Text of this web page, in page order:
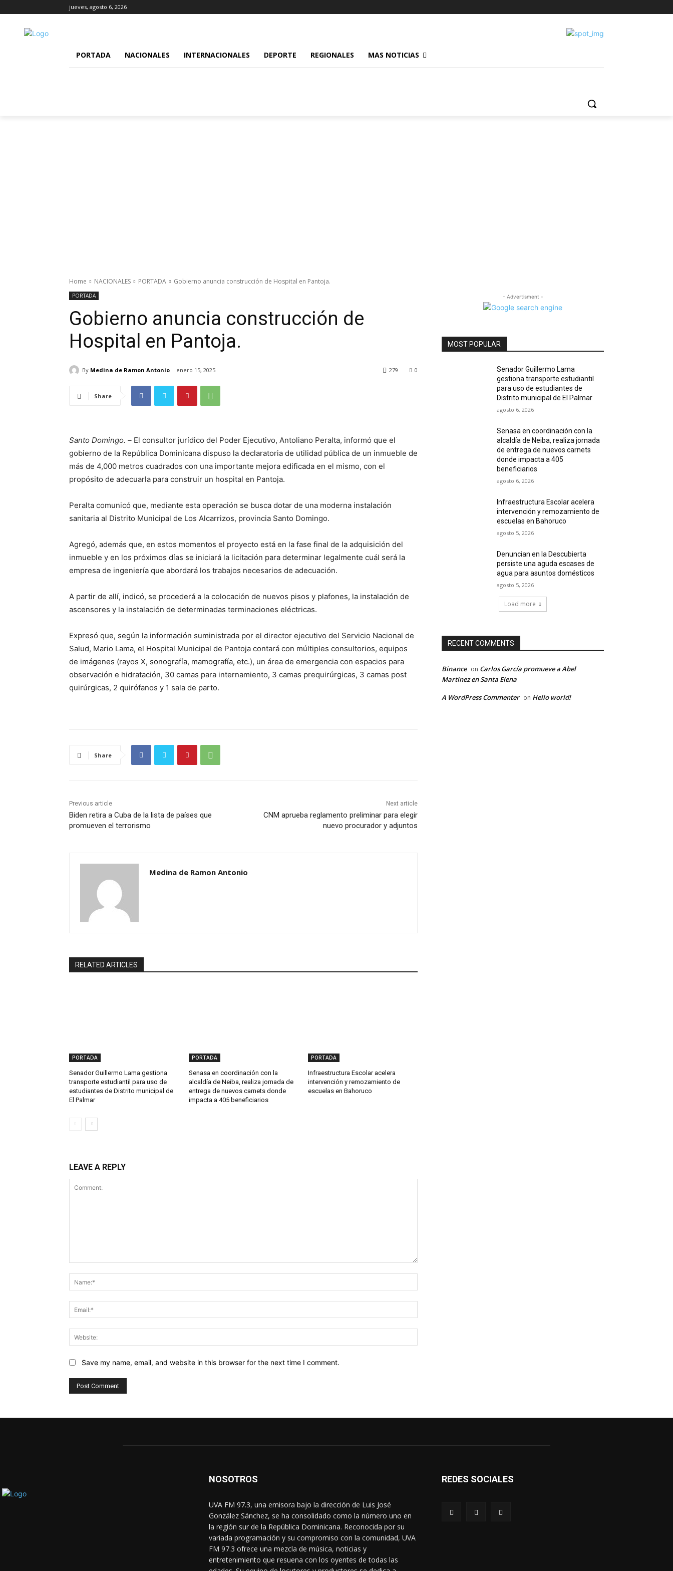
jueves, agosto 6, 2026
PORTADA NACIONALES INTERNACIONALES DEPORTE REGIONALES MAS NOTICIAS
Home NACIONALES PORTADA Gobierno anuncia construcción de Hospital en Pantoja.
PORTADA
Gobierno anuncia construcción de
Hospital en Pantoja.
By Medina de Ramon Antonio enero 15, 2025 0
279
Share
Santo Domingo. – El consultor jurídico del Poder Ejecutivo, Antoliano Peralta, informó que el
gobierno de la República Dominicana dispuso la declaratoria de utilidad pública de un inmueble de
más de 4,000 metros cuadrados con una importante mejora edificada en el mismo, con el
propósito de adecuarla para construir un hospital en Pantoja.
Peralta comunicó que, mediante esta operación se busca dotar de una moderna instalación
sanitaria al Distrito Municipal de Los Alcarrizos, provincia Santo Domingo.
Agregó, además que, en estos momentos el proyecto está en la fase final de la adquisición del
inmueble y en los próximos días se iniciará la licitación para determinar legalmente cuál será la
empresa de ingeniería que abordará los trabajos necesarios de adecuación.
A partir de allí, indicó, se procederá a la colocación de nuevos pisos y plafones, la instalación de
ascensores y la instalación de determinadas terminaciones eléctricas.
Expresó que, según la información suministrada por el director ejecutivo del Servicio Nacional de
Salud, Mario Lama, el Hospital Municipal de Pantoja contará con múltiples consultorios, equipos
de imágenes (rayos X, sonografía, mamografía, etc.), un área de emergencia con espacios para
observación e hidratación, 30 camas para internamiento, 3 camas prequirúrgicas, 3 camas post
quirúrgicas, 2 quirófanos y 1 sala de parto.
Share
Previous article
Biden retira a Cuba de la lista de países que
promueven el terrorismo
Next article
CNM aprueba reglamento preliminar para elegir
nuevo procurador y adjuntos
Medina de Ramon Antonio
RELATED ARTICLES
PORTADA
Senador Guillermo Lama gestiona
transporte estudiantil para uso de
estudiantes de Distrito municipal de
El Palmar
PORTADA
Senasa en coordinación con la
alcaldía de Neiba, realiza jornada de
entrega de nuevos carnets donde
impacta a 405 beneficiarios
PORTADA
Infraestructura Escolar acelera
intervención y remozamiento de
escuelas en Bahoruco
LEAVE A REPLY
Save my name, email, and website in this browser for the next time I comment.
- Advertisment -
MOST POPULAR
Senador Guillermo Lama
gestiona transporte estudiantil
para uso de estudiantes de
Distrito municipal de El Palmar
agosto 6, 2026
Senasa en coordinación con la
alcaldía de Neiba, realiza jornada
de entrega de nuevos carnets
donde impacta a 405
beneficiarios
agosto 6, 2026
Infraestructura Escolar acelera
intervención y remozamiento de
escuelas en Bahoruco
agosto 5, 2026
Denuncian en la Descubierta
persiste una aguda escases de
agua para asuntos domésticos
agosto 5, 2026
Load more
RECENT COMMENTS
Binance on Carlos García promueve a Abel
Martínez en Santa Elena
A WordPress Commenter on Hello world!
NOSOTROS
UVA FM 97.3, una emisora bajo la dirección de Luis José
González Sánchez, se ha consolidado como la número uno en
la región sur de la República Dominicana. Reconocida por su
variada programación y su compromiso con la comunidad, UVA
FM 97.3 ofrece una mezcla de música, noticias y
entretenimiento que resuena con los oyentes de todas las
REDES SOCIALES